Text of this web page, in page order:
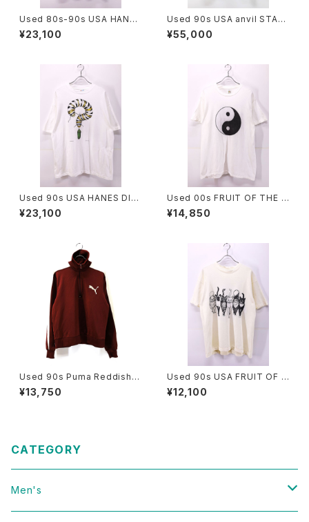
Used 80s-90s USA HANES
PICASSO The Bouquet Art
Graphic T-Shirt Size L 古着
¥23,100
Used 90s USA anvil STAR
WARS BOBA FETT Big Fac
e Graphic T-Shirt Size L 古
¥55,000
Used 90s USA HANES DIA
NA DEE TYLER LIBERTY GR
APHICS Butterfly Art T-Shir
¥23,100
Used 00s FRUIT OF THE L
OOM Yin and Yang Graphic
T-Shirt Size XL 古着
¥14,850
Used 90s Puma Reddish-
brown 2Tone Half Zip Jers
ey Track Top Jacket Size
¥13,750
Used 90s USA FRUIT OF T
HE LOOM 6Cats Double Si
de Animal Graphic T-Shirt
¥12,100
CATEGORY
Men's